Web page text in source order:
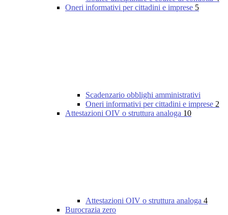
Oneri informativi per cittadini e imprese 5
Scadenzario obblighi amministrativi
Oneri informativi per cittadini e imprese 2
Attestazioni OIV o struttura analoga 10
Attestazioni OIV o struttura analoga 4
Burocrazia zero